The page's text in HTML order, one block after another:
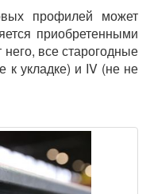
профилей может
приобретенными
все старогодные
к укладке) и IV (не не